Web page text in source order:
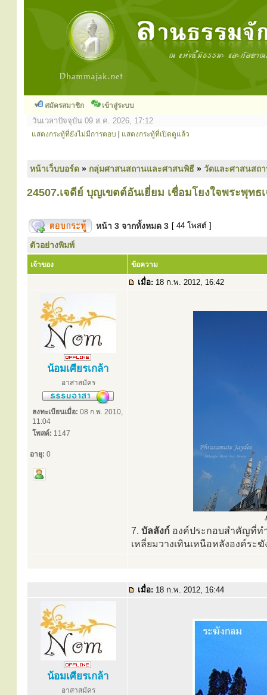
สมัครสมาชิก เข้าสู่ระบบ
วันเวลาปัจจุบัน 09 ส.ค. 2026, 17:12
แสดงกระทู้ที่ยังไม่มีการตอบ แสดงกระทู้ที่เปิดดูแล้ว
หน้าเว็บบอร์ด » กลุ่มศาสนสถานและศาสนพิธี » วัดและศาสนสถ
24507.เจดีย์ บุญเขตต์อันเยี่ยม เชื่อมโยงใจพระพุทธ
หน้า 3 จากทั้งหมด 3 [ 44 โพสต์ ]
ตัวอย่างพิมพ์
เจ้าของ ข้อความ
เมื่อ: 18 ก.พ. 2012, 16:42
น้อมเศียรเกล้า
อาสาสมัคร
ลงทะเบียนเมื่อ: 08 ก.พ. 2010,
11:04
โพสต์: 1147
อายุ: 0
7. บัลลังก์ องค์ประกอบสำคัญที่ท
เหลี่ยมวางเทินเหนือหลังองค์ระฆั
เมื่อ: 18 ก.พ. 2012, 16:44
น้อมเศียรเกล้า
อาสาสมัคร